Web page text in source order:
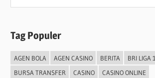
Tag Populer
AGEN BOLA AGEN CASINO BERITA
BRI LIGA 1
BURSA TRANSFER
CASINO
CASINO ONLINE